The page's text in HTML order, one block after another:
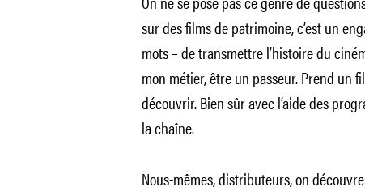
sur des films de patrimoine, c’est un
mots – de transmettre l’histoire du
mon métier, être un passeur. Prend un
découvrir. Bien sûr avec l’aide des
la chaîne.
Nous-mêmes, distributeurs, on